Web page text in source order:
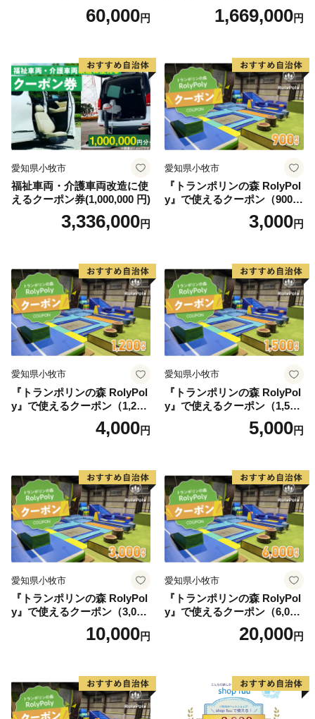
60,000円 1,669,000円
愛知県小牧市
福祉車両・介護車両改造に使
えるクーポン券(1,000,000 円)
3,336,000円
愛知県小牧市
『トランポリンの森 RolyPol
y』で使えるクーポン（900
3,000円
愛知県小牧市
『トランポリンの森 RolyPol
y』で使えるクーポン（1,200
4,000円
愛知県小牧市
『トランポリンの森 RolyPol
y』で使えるクーポン（1,500
5,000円
愛知県小牧市
『トランポリンの森 RolyPol
y』で使えるクーポン（3,000
10,000円
愛知県小牧市
『トランポリンの森 RolyPol
y』で使えるクーポン（6,000
20,000円